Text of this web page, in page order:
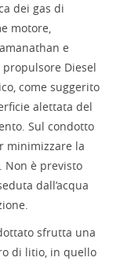
dei gas di
motore,
e
propulsore Diesel
come suggerito
alettata del
Sul condotto
minimizzare la
Non è previsto
dall’acqua
sfrutta una
di litio, in quello